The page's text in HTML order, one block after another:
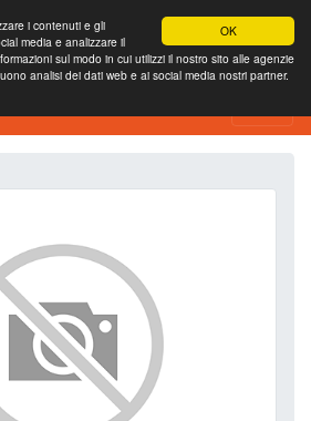
OK
i contenuti e gli
media e analizzare il
sul modo in cui utilizzi il nostro sito alle agenzie
analisi dei dati web e ai social media nostri partner.